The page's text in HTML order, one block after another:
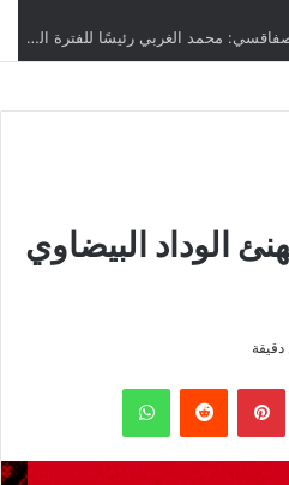
قرعة دوري أبطال إفريقيا: النادي الإفريقي في حال التأهل يواجه مازمبي أو ميدياما
الوداد البيضاوي
بينتيريست واتساب